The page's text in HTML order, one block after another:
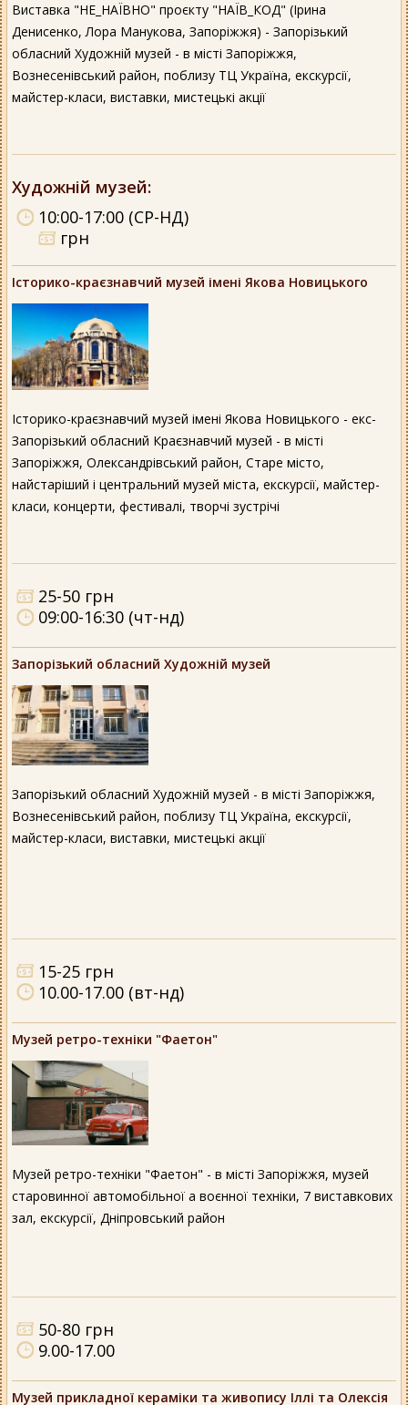
Виставка "НЕ_НАЇВНО" проєкту "НАЇВ_КОД" (Ірина
Денисенко, Лора Манукова, Запоріжжя) - Запорізький
обласний Художній музей - в місті Запоріжжя,
Вознесенівський район, поблизу ТЦ Україна, екскурсії,
майстер-класи, виставки, мистецькі акції
Художній музей:
10:00-17:00 (СР-НД)
грн
Історико-краєзнавчий музей імені Якова Новицького
Історико-краєзнавчий музей імені Якова Новицького - екс-
Запорізький обласний Краєзнавчий музей - в місті
Запоріжжя, Олександрівський район, Старе місто,
найстаріший і центральний музей міста, екскурсії, майстер-
класи, концерти, фестивалі, творчі зустрічі
25-50 грн
09:00-16:30 (чт-нд)
Запорізький обласний Художній музей
Запорізький обласний Художній музей - в місті Запоріжжя,
Вознесенівський район, поблизу ТЦ Україна, екскурсії,
майстер-класи, виставки, мистецькі акції
15-25 грн
10.00-17.00 (вт-нд)
Музей ретро-техніки "Фаетон"
Музей ретро-техніки "Фаетон" - в місті Запоріжжя, музей
старовинної автомобільної а воєнної техніки, 7 виставкових
зал, екскурсії, Дніпровський район
50-80 грн
9.00-17.00
Музей прикладної кераміки та живопису Іллі та Олексія